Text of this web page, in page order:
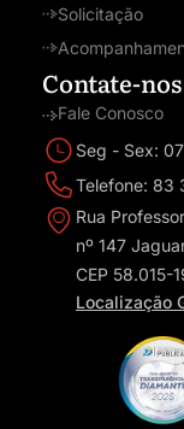
Solicitação
Contate-nos
Fale Conosco
Seg - Sex:
Telefone: 83
Rua
nº 147
CEP 58.015-
Localização